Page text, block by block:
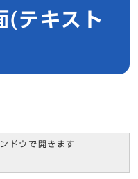
テキスト
ドウで開きます